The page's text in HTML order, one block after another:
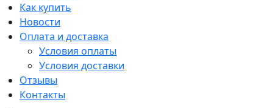
Как купить
Новости
Оплата и доставка
Условия оплаты
Условия доставки
Отзывы
Контакты